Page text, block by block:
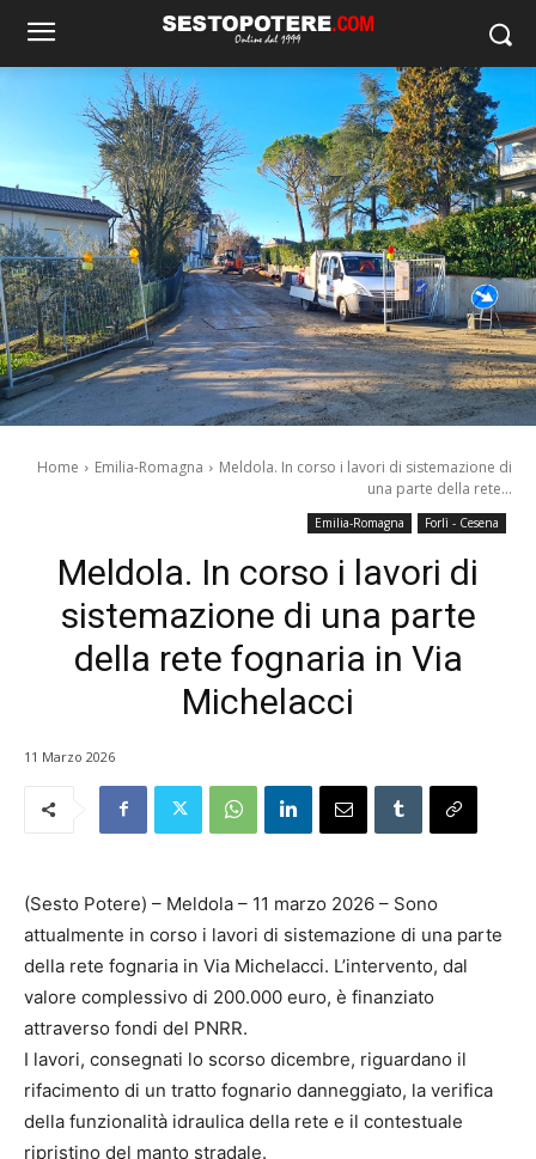
Home Emilia-Romagna
Meldola. In corso i lavori di sistemazione di
una parte della rete...
Emilia-Romagna Forlì - Cesena
Meldola. In corso i lavori di
sistemazione di una parte
della rete fognaria in Via
Michelacci
11 Marzo 2026
(Sesto Potere) – Meldola – 11 marzo 2026 – Sono
attualmente in corso i lavori di sistemazione di una parte
della rete fognaria in Via Michelacci. L’intervento, dal
valore complessivo di 200.000 euro, è finanziato
attraverso fondi del PNRR.
I lavori, consegnati lo scorso dicembre, riguardano il
rifacimento di un tratto fognario danneggiato, la verifica
della funzionalità idraulica della rete e il contestuale
ripristino del manto stradale.